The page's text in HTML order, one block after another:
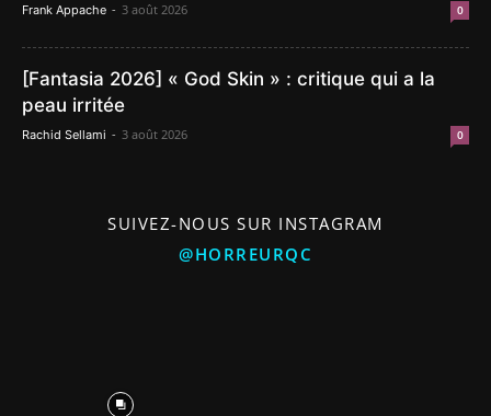
Frank Appache - 3 août 2026 0
[Fantasia 2026] « God Skin » : critique qui a la
peau irritée
Rachid Sellami - 3 août 2026 0
SUIVEZ-NOUS SUR INSTAGRAM
@HORREURQC